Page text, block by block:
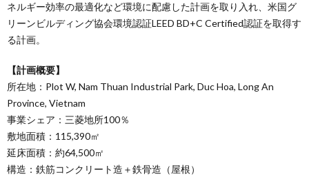
ネルギー効率の最適化など環境に配慮した計画を取り入れ、米国グ
リーンビルディング協会環境認証LEED BD+C Certified認証を取得す
る計画。
【計画概要】
所在地：Plot W, Nam Thuan Industrial Park, Duc Hoa, Long An
Province, Vietnam
事業シェア：三菱地所100％
敷地面積：115,390㎡
延床面積：約64,500㎡
構造：鉄筋コンクリート造＋鉄骨造（屋根）